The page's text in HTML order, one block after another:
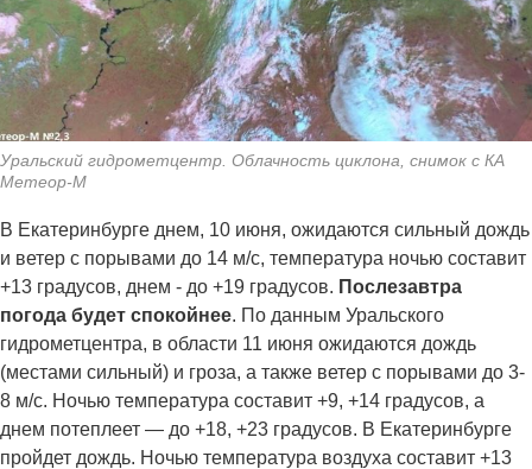
Уральский гидрометцентр. Облачность циклона, снимок с КА
Метеор-М
В Екатеринбурге днем, 10 июня, ожидаются сильный дождь
и ветер с порывами до 14 м/с, температура ночью составит
+13 градусов, днем - до +19 градусов. Послезавтра
погода будет спокойнее. По данным Уральского
гидрометцентра, в области 11 июня ожидаются дождь
(местами сильный) и гроза, а также ветер с порывами до 3-
8 м/с. Ночью температура составит +9, +14 градусов, а
днем потеплеет — до +18, +23 градусов. В Екатеринбурге
пройдет дождь. Ночью температура воздуха составит +13